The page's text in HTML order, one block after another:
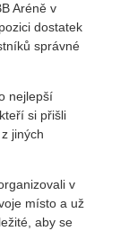
Aréně v
dostatek
správné
nejlepší
si přišli
jiných
v
místo a už
aby se